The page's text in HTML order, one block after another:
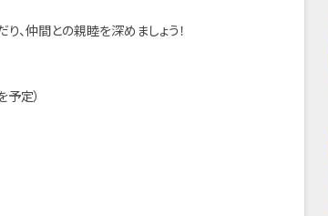
、仲間との親睦を深めましょう！
定）